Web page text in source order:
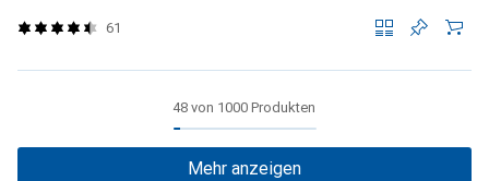
61
48 von 1000 Produkten
Mehr anzeigen